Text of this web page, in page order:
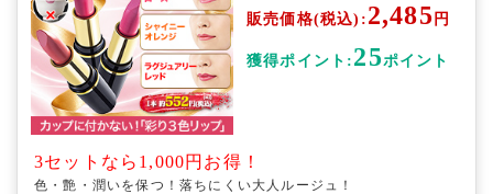
販売価格(税込): 2,485 円
獲得ポイント: 25ポイント
3セットなら1,000円お得！
色・艶・潤いを保つ！落ちにくい大人ルージュ！